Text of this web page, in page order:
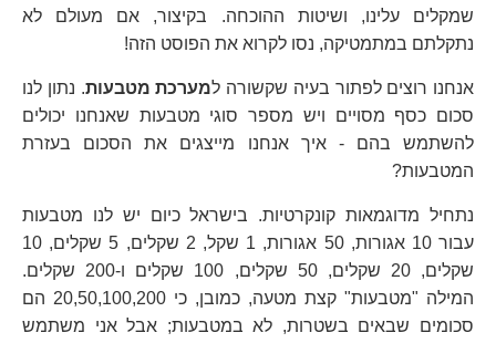
שמקלים עלינו, ושיטות ההוכחה. בקיצור, אם מעולם לא
נתקלתם במתמטיקה, נסו לקרוא את הפוסט הזה!
אנחנו רוצים לפתור בעיה שקשורה למערכת מטבעות. נתון לנו
סכום כסף מסויים ויש מספר סוגי מטבעות שאנחנו יכולים
להשתמש בהם - איך אנחנו מייצגים את הסכום בעזרת
המטבעות?
נתחיל מדוגמאות קונקרטיות. בישראל כיום יש לנו מטבעות
עבור 10 אגורות, 50 אגורות, 1 שקל, 2 שקלים, 5 שקלים, 10
שקלים, 20 שקלים, 50 שקלים, 100 שקלים ו-200 שקלים.
המילה "מטבעות" קצת מטעה, כמובן, כי 20,50,100,200 הם
סכומים שבאים בשטרות, לא במטבעות; אבל אני משתמש